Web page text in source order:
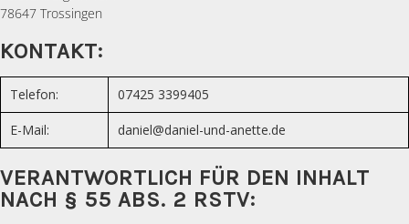
78647 Trossingen
KONTAKT:
Telefon: 07425 3399405
E-Mail: daniel@daniel-und-anette.de
VERANTWORTLICH FÜR DEN INHALT
NACH § 55 ABS. 2 RSTV: